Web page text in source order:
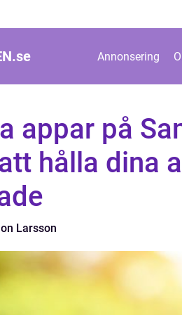
se Annonsering
appar på
hålla dina
Larsson